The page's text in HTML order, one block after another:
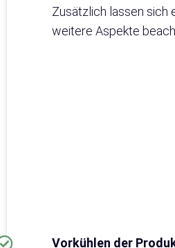
Zusätzlich lassen sich
weitere Aspekte
Vorkühlen der